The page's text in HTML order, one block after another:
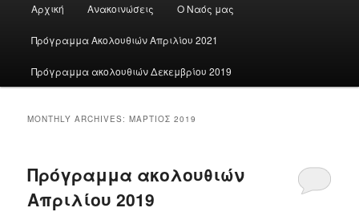
Αρχική Ανακοινώσεις Ο Ναός μας
Πρόγραμμα Ακολουθιών Απριλίου 2021
Πρόγραμμα ακολουθιών Δεκεμβρίου 2019
MONTHLY ARCHIVES:ΜΆΡΤΙΟΣ 2019
Πρόγραμμα ακολουθιών
Απριλίου 2019